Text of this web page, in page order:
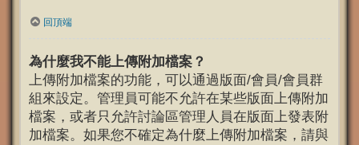
回頂端
為什麼我不能上傳附加檔案？
上傳附加檔案的功能，可以通過版面/會員/會員群
組來設定。管理員可能不允許在某些版面上傳附加
檔案，或者只允許討論區管理人員在版面上發表附
加檔案。如果您不確定為什麼上傳附加檔案，請與